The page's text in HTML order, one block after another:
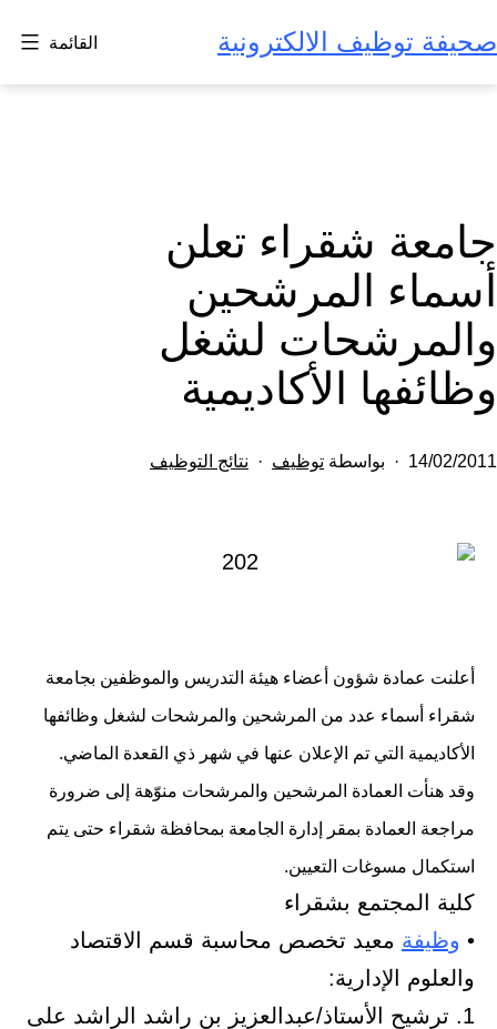
إلى
المحتوى
صحيفة توظيف الالكترونية القائمة
جامعة شقراء تعلن
أسماء المرشحين
والمرشحات لشغل
وظائفها الأكاديمية
تم
14/02/2011 بواسطة توظيف
مصنف
نتائج التوظيف
أعلنت عمادة شؤون أعضاء هيئة التدريس والموظفين بجامعة
شقراء أسماء عدد من المرشحين والمرشحات لشغل وظائفها
الأكاديمية التي تم الإعلان عنها في شهر ذي القعدة الماضي.
وقد هنأت العمادة المرشحين والمرشحات منوّهة إلى ضرورة
مراجعة العمادة بمقر إدارة الجامعة بمحافظة شقراء حتى يتم
استكمال مسوغات التعيين.
كلية المجتمع بشقراء
• وظيفة معيد تخصص محاسبة قسم الاقتصاد
والعلوم الإدارية:
1. ترشيح الأستاذ/عبدالعزيز بن راشد الراشد على